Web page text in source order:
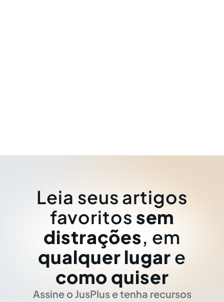
Leia seus artigos
favoritos sem
distrações, em
qualquer lugar e
como quiser
Assine o JusPlus e tenha recursos